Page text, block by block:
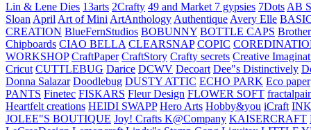
Lin & Lene Dies 13arts 2Crafty 49 and Market 7 gypsies 7Dots AB
Sloan April Art of Mini ArtAnthology Authentique Avery Elle
CREATION BlueFernStudios BOBUNNY BOTTLE CAPS Brother
Chipboards CIAO BELLA CLEARSNAP COPIC
WORKSHOP CraftPaper CraftStory Crafty secrets Creative
Cricut CUTTLEBUG Darice DCWV Decoart Dee"s Distinctively
Donna Salazar Doodlebug DUSTY ATTIC ECHO PARK Eco paper
PANTS Finetec FISKARS Fleur Design FLOWER SOFT
Heartfelt creations HEIDI SWAPP Hero Arts Hobby&you iCraft
JOLEE"S BOUTIQUE Joy! Crafts K@Company KAISERCRAFT